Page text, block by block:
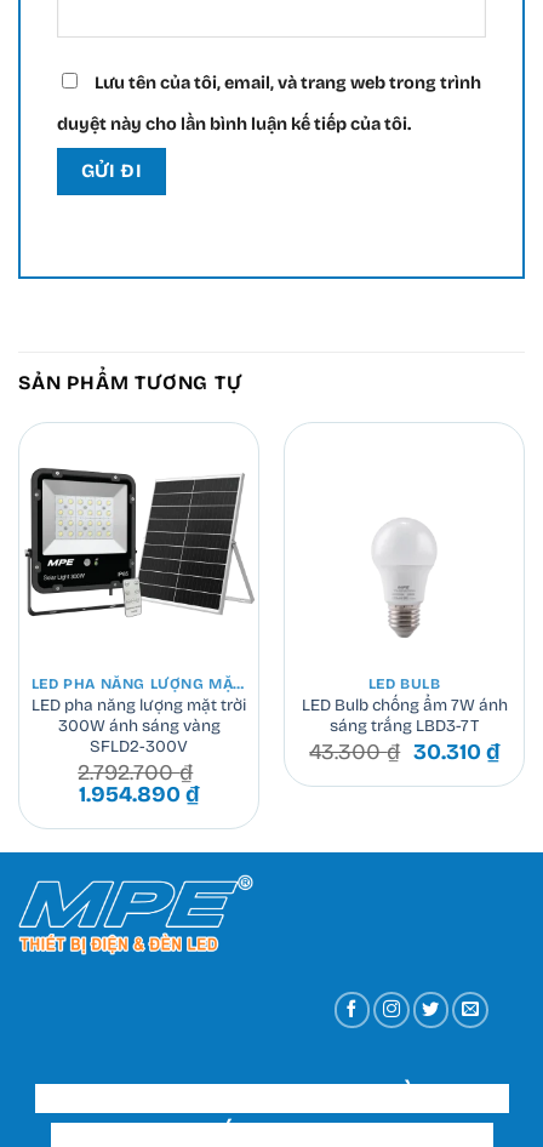
Lưu tên của tôi, email, và trang web trong trình
duyệt này cho lần bình luận kế tiếp của tôi.
SẢN PHẨM TƯƠNG TỰ
LED PHA NĂNG LƯỢNG MẶT TRỜI
LED pha năng lượng mặt trời
300W ánh sáng vàng
SFLD2-300V
2.792.700₫
Giá
là:
2.792.700 ₫.
1.954.890 ₫Giá
tại
là:
1.954.890 ₫.
LED BULB
LED Bulb chống ẩm 7W ánh
sáng trắng LBD3-7T
43.300₫ Giá
là:
30.310 ₫Giá
hiện
tại